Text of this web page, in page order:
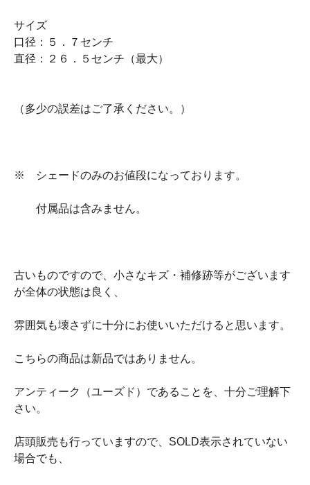
サイズ
口径：５．７センチ
直径：２６．５センチ（最大）
（多少の誤差はご了承ください。）
※ シェードのみのお値段になっております。
付属品は含みません。
古いものですので、小さなキズ・補修跡等がございます
が全体の状態は良く、
雰囲気も壊さずに十分にお使いいただけると思います。
こちらの商品は新品ではありません。
アンティーク（ユーズド）であることを、十分ご理解下
さい。
店頭販売も行っていますので、SOLD表示されていない
場合でも、